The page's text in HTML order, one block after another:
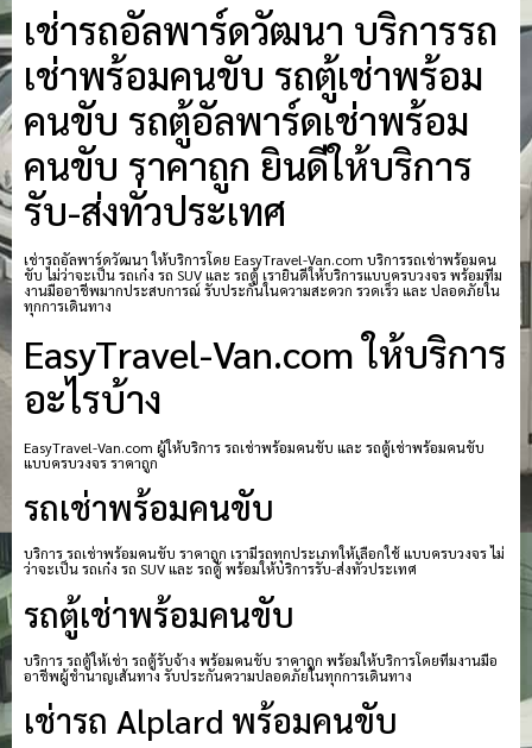
เช่ารถอัลพาร์ดวัฒนา บริการรถ
เช่าพร้อมคนขับ รถตู้เช่าพร้อม
คนขับ รถตู้อัลพาร์ดเช่าพร้อม
คนขับ ราคาถูก ยินดีให้บริการ
รับ-ส่งทั่วประเทศ
เช่ารถอัลพาร์ดวัฒนา ให้บริการโดย EasyTravel-Van.com บริการรถเช่าพร้อมคน
ขับ ไม่ว่าจะเป็น รถเก๋ง รถ SUV และ รถตู้ เรายินดีให้บริการแบบครบวงจร พร้อมทีม
งานมืออาชีพมากประสบการณ์ รับประกันในความสะดวก รวดเร็ว และ ปลอดภัยใน
ทุกการเดินทาง
EasyTravel-Van.com ให้บริการ
อะไรบ้าง
EasyTravel-Van.com ผู้ให้บริการ รถเช่าพร้อมคนขับ และ รถตู้เช่าพร้อมคนขับ
แบบครบวงจร ราคาถูก
รถเช่าพร้อมคนขับ
บริการ รถเช่าพร้อมคนขับ ราคาถูก เรามีรถทุกประเภทให้เลือกใช้ แบบครบวงจร ไม่
ว่าจะเป็น รถเก๋ง รถ SUV และ รถตู้ พร้อมให้บริการรับ-ส่งทั่วประเทศ
รถตู้เช่าพร้อมคนขับ
บริการ รถตู้ให้เช่า รถตู้รับจ้าง พร้อมคนขับ ราคาถูก พร้อมให้บริการโดยทีมงานมือ
อาชีพผู้ชำนาญเส้นทาง รับประกันความปลอดภัยในทุกการเดินทาง
เช่ารถ Alplard พร้อมคนขับ